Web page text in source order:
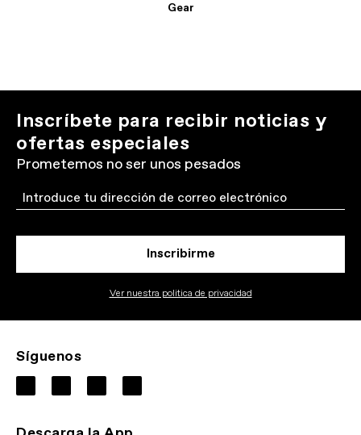
Gear
Inscríbete para recibir noticias y
ofertas especiales
Prometemos no ser unos pesados
Email
Inscribirme
Ver nuestra politica de privacidad
Síguenos